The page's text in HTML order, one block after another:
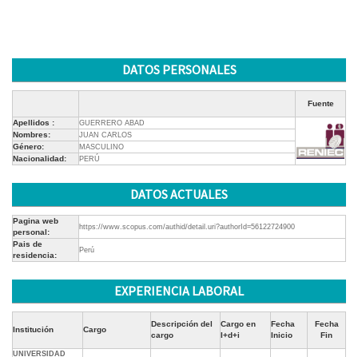
DATOS PERSONALES
Fuente
Apellidos : GUERRERO ABAD
Nombres: JUAN CARLOS
Género: MASCULINO
Nacionalidad: PERÚ
DATOS ACTUALES
Pagina web
personal:
https://www.scopus.com/authid/detail.uri?authorId=56122724900
Pais de
residencia:
Perú
EXPERIENCIA LABORAL
Institución Cargo
Descripción del
cargo
Cargo en
I+d+i
Fecha
Inicio
Fecha
Fin
UNIVERSIDAD